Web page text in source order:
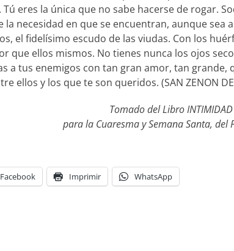
Tú eres la única que no sabe hacerse de rogar.
la necesidad en que se encuentran, aunque sea
el fidelísimo escudo de las viudas. Con los
que ellos mismos. No tienes nunca los ojos
a tus enemigos con tan gran amor, tan
ellos y los que te son queridos. (SAN ZENON DE
Tomado del Libro
para la Cuaresma y Semana Santa, del
Facebook Imprimir WhatsApp